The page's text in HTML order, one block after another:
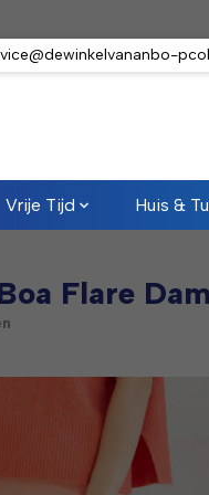
Vrije Tijd Huis &
Flare
de 5